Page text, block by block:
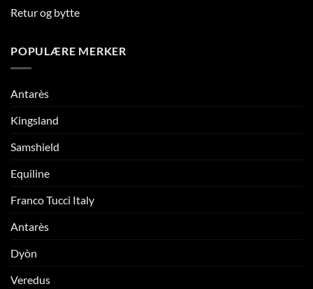
Retur og bytte
POPULÆRE MERKER
Antarès
Kingsland
Samshield
Equiline
Franco Tucci Italy
Antarès
Dyòn
Veredus